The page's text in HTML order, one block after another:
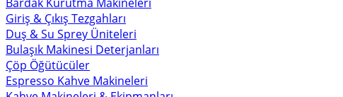
Giriş & Çıkış Tezgahları
Duş & Su Sprey Üniteleri
Bulaşık Makinesi Deterjanları
Çöp Öğütücüler
Espresso Kahve Makineleri